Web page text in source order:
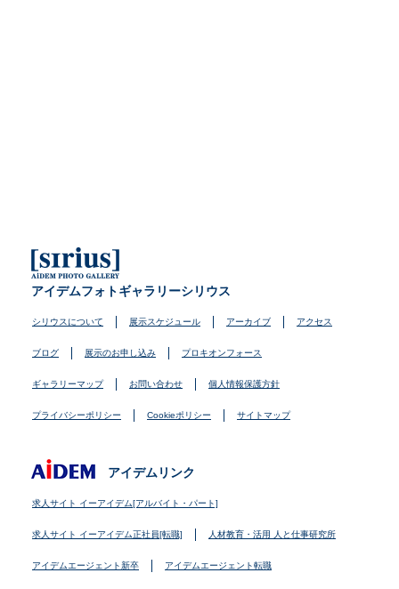
アイデムフォトギャラリーシリウス
シリウスについて 展示スケジュール アーカイブ アクセス
ブログ 展示のお申し込み プロキオンフォース
ギャラリーマップ お問い合わせ 個人情報保護方針
プライバシーポリシー Cookieポリシー サイトマップ
アイデムリンク
求人サイト イーアイデム[アルバイト・パート]
求人サイト イーアイデム正社員[転職] 人材教育・活用 人と仕事研究所
アイデムエージェント新卒 アイデムエージェント転職